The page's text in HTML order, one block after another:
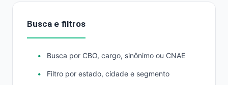
Busca e filtros
Busca por CBO, cargo, sinônimo ou CNAE
Filtro por estado, cidade e segmento